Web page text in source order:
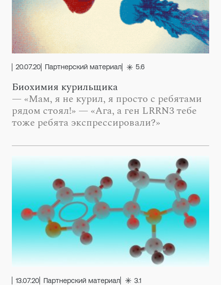
20.07.20 Партнерский материал 5.6
Биохимия курильщика
— «Мам, я не курил, я просто с ребятами
рядом стоял!» — «Ага, а ген LRRN3 тебе
тоже ребята экспрессировали?»
13.07.20 Партнерский материал 3.1